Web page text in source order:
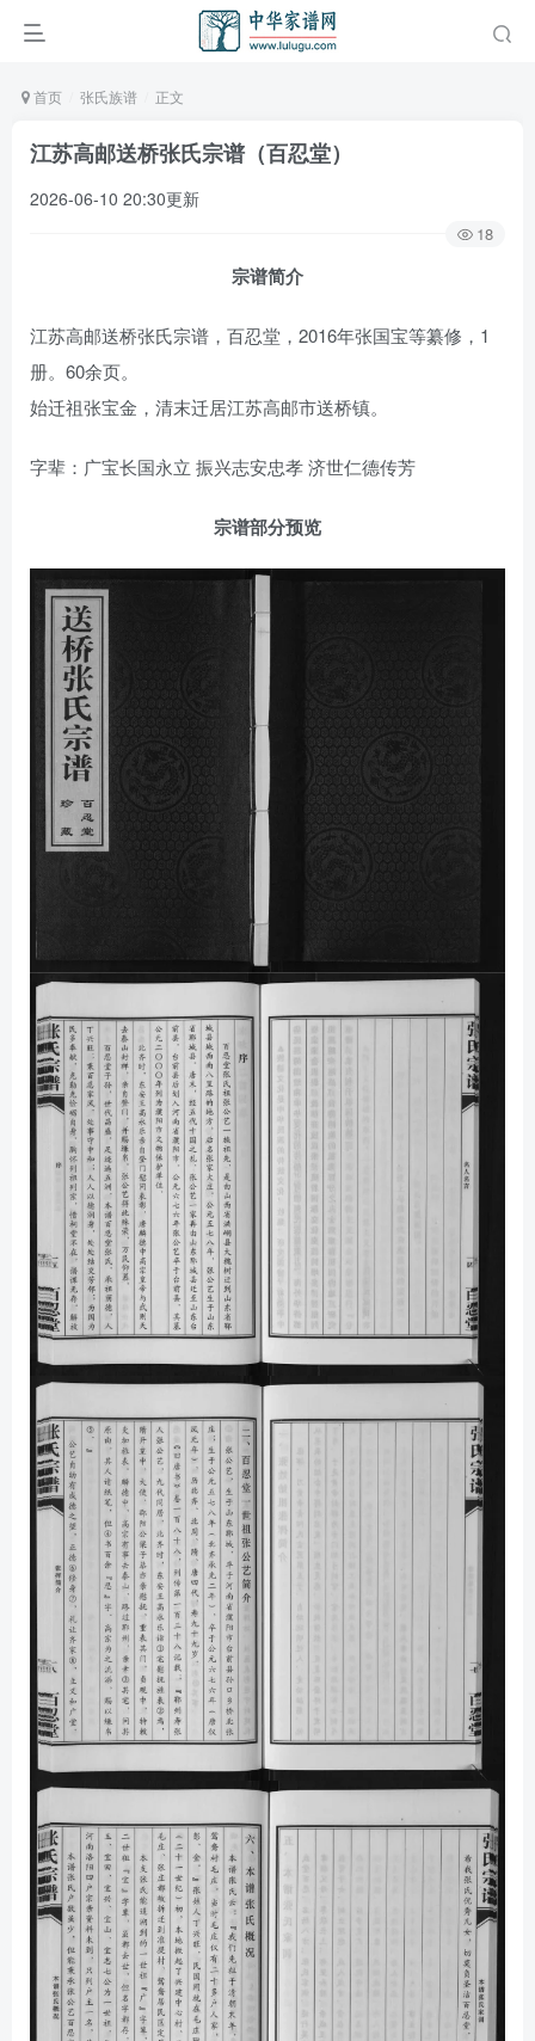
首页 张氏族谱 正文
江苏高邮送桥张氏宗谱（百忍堂）
2026-06-10 20:30更新
18
宗谱简介
江苏高邮送桥张氏宗谱，百忍堂，2016年张国宝等纂修，1
册。60余页。
始迁祖张宝金，清末迁居江苏高邮市送桥镇。
字辈：广宝长国永立 振兴志安忠孝 济世仁德传芳
宗谱部分预览